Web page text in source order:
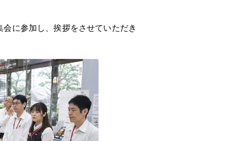
に参加し、挨拶をさせていただき